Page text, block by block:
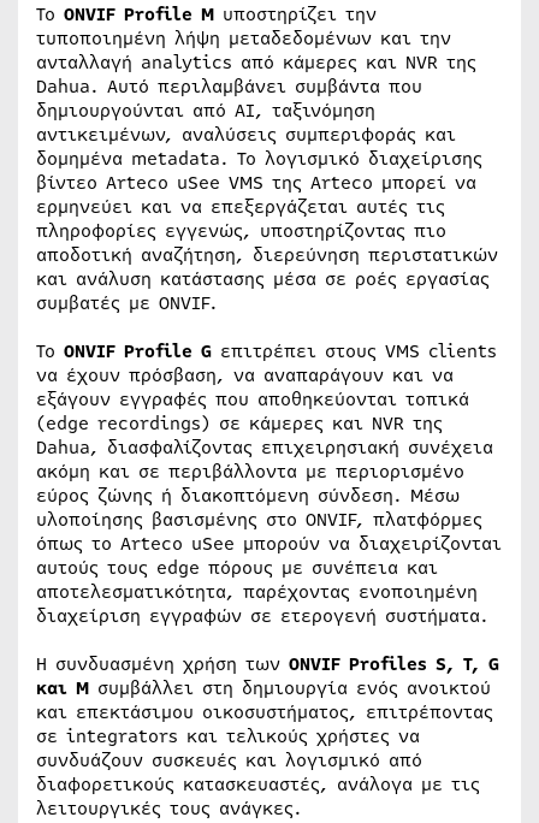
Το ONVIF Profile M υποστηρίζει την
τυποποιημένη λήψη μεταδεδομένων και την
ανταλλαγή analytics από κάμερες και NVR της
Dahua. Αυτό περιλαμβάνει συμβάντα που
δημιουργούνται από AI, ταξινόμηση
αντικειμένων, αναλύσεις συμπεριφοράς και
δομημένα metadata. Το λογισμικό διαχείρισης
βίντεο Arteco uSee VMS της Arteco μπορεί να
ερμηνεύει και να επεξεργάζεται αυτές τις
πληροφορίες εγγενώς, υποστηρίζοντας πιο
αποδοτική αναζήτηση, διερεύνηση περιστατικών
και ανάλυση κατάστασης μέσα σε ροές εργασίας
συμβατές με ONVIF.
Το ONVIF Profile G επιτρέπει στους VMS clients
να έχουν πρόσβαση, να αναπαράγουν και να
εξάγουν εγγραφές που αποθηκεύονται τοπικά
(edge recordings) σε κάμερες και NVR της
Dahua, διασφαλίζοντας επιχειρησιακή συνέχεια
ακόμη και σε περιβάλλοντα με περιορισμένο
εύρος ζώνης ή διακοπτόμενη σύνδεση. Μέσω
υλοποίησης βασισμένης στο ONVIF, πλατφόρμες
όπως το Arteco uSee μπορούν να διαχειρίζονται
αυτούς τους edge πόρους με συνέπεια και
αποτελεσματικότητα, παρέχοντας ενοποιημένη
διαχείριση εγγραφών σε ετερογενή συστήματα.
Η συνδυασμένη χρήση των ONVIF Profiles S, T, G
και M συμβάλλει στη δημιουργία ενός ανοικτού
και επεκτάσιμου οικοσυστήματος, επιτρέποντας
σε integrators και τελικούς χρήστες να
συνδυάζουν συσκευές και λογισμικό από
διαφορετικούς κατασκευαστές, ανάλογα με τις
λειτουργικές τους ανάγκες.